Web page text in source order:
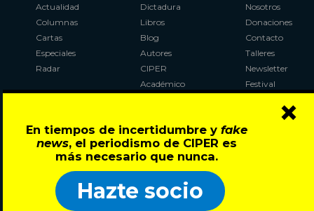
En tiempos de incertidumbre y fake
news, el periodismo de CIPER es
más necesario que nunca.
Hazte socio
×
Actualidad
Columnas
Cartas
Especiales
Radar
Dictadura
Libros
Blog
Autores
CIPER
Académico
Al Plebiscito
con CIPER
Nosotros
Donaciones
Contacto
Talleres
Newsletter
Festival